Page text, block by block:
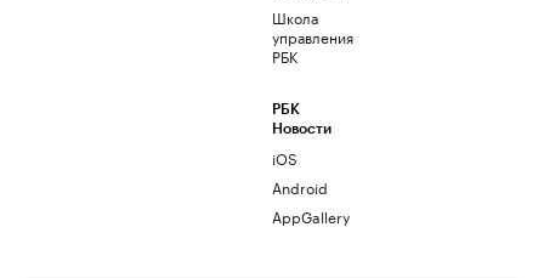
Школа
управления
РБК
РБК
Новости
iOS
Android
AppGallery